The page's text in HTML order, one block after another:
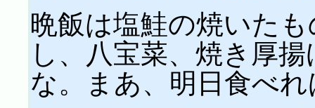
晩飯は塩鮭の焼いた
し、八宝菜、焼き厚
な。まあ、明日食べ